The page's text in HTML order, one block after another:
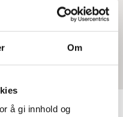
Om
å gi innhold og